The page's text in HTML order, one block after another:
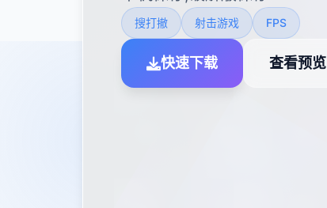
搜打撤 射击游戏 FPS
快速下载 查看预览